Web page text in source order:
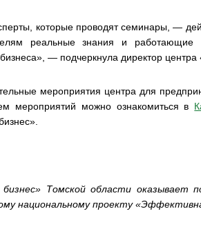
которые проводят семинары, —
реальные знания и работающие
— подчеркнула директор
мероприятия центра для
мероприятий можно ознакомиться в
Томской области оказывает
национальному проекту